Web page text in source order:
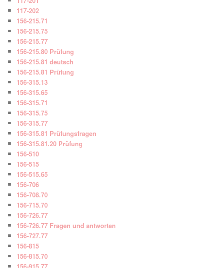
117-202
156-215.71
156-215.75
156-215.77
156-215.80 Prüfung
156-215.81 deutsch
156-215.81 Prüfung
156-315.13
156-315.65
156-315.71
156-315.75
156-315.77
156-315.81 Prüfungsfragen
156-315.81.20 Prüfung
156-510
156-515
156-515.65
156-706
156-708.70
156-715.70
156-726.77
156-726.77 Fragen und antworten
156-727.77
156-815
156-815.70